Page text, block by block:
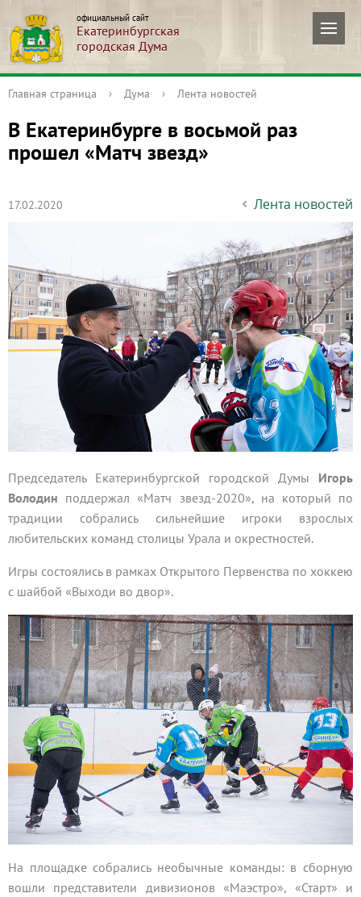
официальный сайт
Екатеринбургская
городская Дума
Главная страница › Дума › Лента новостей
В Екатеринбурге в восьмой раз
прошел «Матч звезд»
17.02.2020 Лента новостей
Председатель Екатеринбургской городской Думы Игорь
Володин поддержал «Матч звезд-2020», на который по
традиции собрались сильнейшие игроки взрослых
любительских команд столицы Урала и окрестностей.
Игры состоялись в рамках Открытого Первенства по хоккею
с шайбой «Выходи во двор».
На площадке собрались необычные команды: в сборную
вошли представители дивизионов «Маэстро», «Старт» и